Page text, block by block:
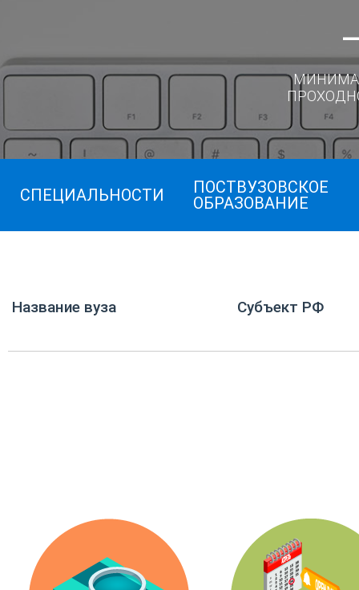
СПЕЦИАЛЬНОСТИ
ПОСТВУЗОВСКОЕ
ОБРАЗОВАНИЕ
Название вуза Субъект РФ